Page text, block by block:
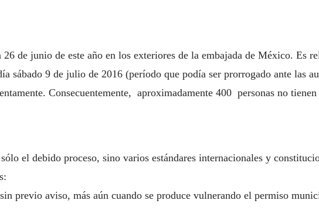
de junio de este año en los exteriores de la embajada de México. Es
sábado 9 de julio de 2016 (período que podía ser prorrogado ante las
Consecuentemente, aproximadamente 400 personas no tienen
el debido proceso, sino varios estándares internacionales y
previo aviso, más aún cuando se produce vulnerando el permiso